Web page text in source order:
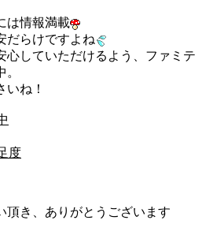
は情報満載
だらけですよね
心していただけるよう、ファミテ
いね！
度
頂き、ありがとうございます